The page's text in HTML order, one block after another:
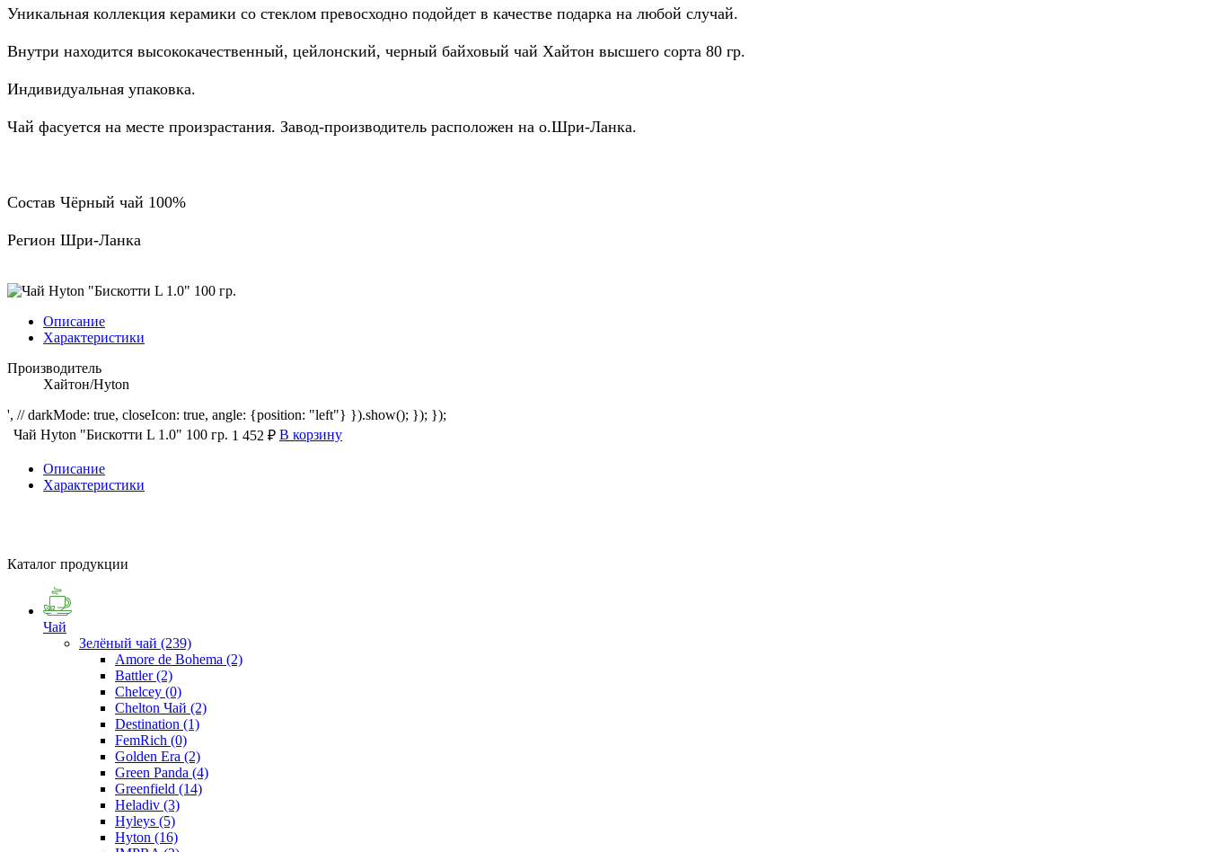
Уникальная коллекция керамики со стеклом превосходно подойдет в качестве подарка на любой случай.
Внутри находится высококачественный, цейлонский, черный байховый чай Хайтон высшего сорта 80 гр.
Индивидуальная упаковка.
Чай фасуется на месте произрастания. Завод-производитель расположен на о.Шри-Ланка.
Состав Чёрный чай 100%
Регион Шри-Ланка
Описание
Характеристики
Производитель
Хайтон/Hyton
', // darkMode: true, closeIcon: true, angle: {position: "left"} }).show(); }); });
Чай Hyton "Бискотти L 1.0" 100 гр. 1 452 ₽ В корзину
Описание
Характеристики
Каталог продукции
Чай
Зелёный чай (239)
Amore de Bohema (2)
Battler(2)
Chelcey (0)
Chelton Чай (2)
Destination (1)
FemRich (0)
Golden Era (2)
Green Panda (4)
Greenfield (14)
Heladiv (3)
Hyleys (5)
Hyton (16)